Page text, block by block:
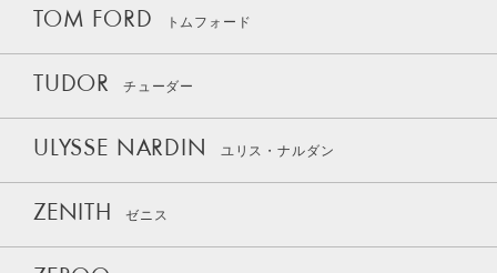
TOM FORD トムフォード
TUDOR チューダー
ULYSSE NARDIN ユリス・ナルダン
ZENITH ゼニス